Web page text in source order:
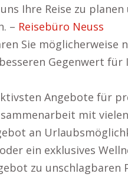
Ihre Reise zu
– Reisebüro Neuss
Sie möglicherweise
Gegenwert für
Angebote für
mit
an
ein exklusives
zu unschlagbaren